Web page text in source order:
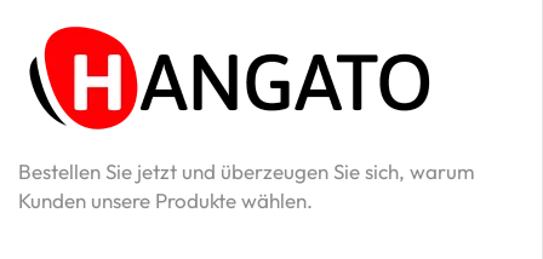
Bestellen Sie jetzt und überzeugen Sie sich, warum
Kunden unsere Produkte wählen.